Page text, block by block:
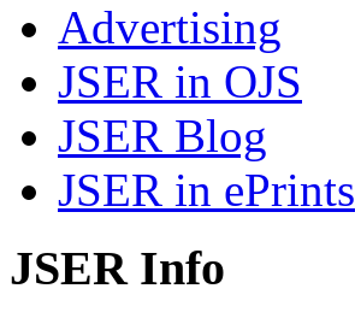
Advertising
JSER in OJS
JSER Blog
JSER in ePrints
JSER Info